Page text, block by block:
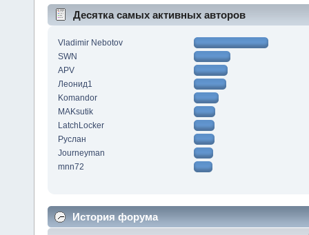
Десятка самых активных авторов
Vladimir Nebotov
SWN
APV
Леонид1
Komandor
MAKsutik
LatchLocker
Руслан
Journeyman
mnn72
История форума